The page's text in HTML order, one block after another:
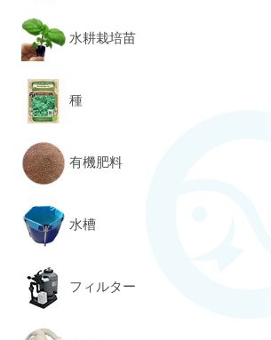
水耕栽培苗
種
有機肥料
水槽
フィルター